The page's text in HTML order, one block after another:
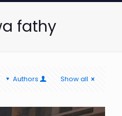
fathy
Authors Show all